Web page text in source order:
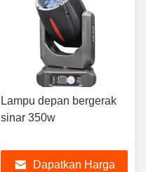
Lampu depan bergerak
sinar 350w
Dapatkan Harga